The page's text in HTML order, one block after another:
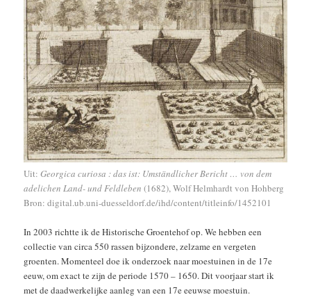
Uit:Georgica curiosa : das ist: Umständlicher Bericht … von dem
adelichen Land- und Feldleben (1682), Wolf Helmhardt von Hohberg
Bron: digital.ub.uni-duesseldorf.de/ihd/content/titleinfo/1452101
In 2003 richtte ik de Historische Groentehof op. We hebben een
collectie van circa 550 rassen bijzondere, zelzame en vergeten
groenten. Momenteel doe ik onderzoek naar moestuinen in de 17e
eeuw, om exact te zijn de periode 1570 – 1650. Dit voorjaar start ik
met de daadwerkelijke aanleg van een 17e eeuwse moestuin.